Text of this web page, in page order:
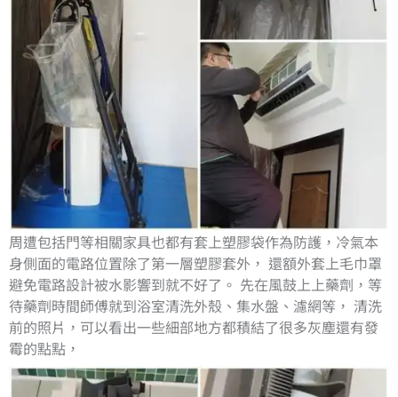
​周遭包括門等相關家具也都有套上塑膠袋作為防護，冷氣本
身側面的電路位置除了第一層塑膠套外， 還額外套上毛巾罩
避免電路設計被水影響到就不好了。 先在風鼓上上藥劑，等
待藥劑時間師傅就到浴室清洗外殼、集水盤、濾網等， 清洗
前的照片，可以看出一些細部地方都積結了很多灰塵還有發
霉的點點，